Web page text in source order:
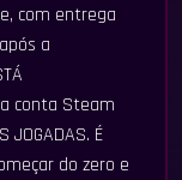
com entrega
a
conta Steam
JOGADAS. É
do zero e